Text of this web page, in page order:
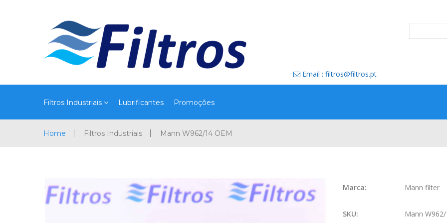
 Email : filtros@filtros.pt
Filtros Industriais Lubrificantes Promoções
Home Filtros Industriais Mann W962/14 OEM
Marca: Mann filter
SKU: Mann